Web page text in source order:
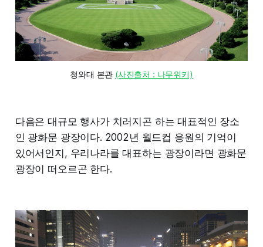
청와대 본관 (사진출처 : 나무위키)
다음은 대규모 행사가 치러지곤 하는 대표적인 장소
인 광화문 광장이다. 2002년 월드컵 응원의 기억이
있어서인지, 우리나라를 대표하는 광장이라면 광화문
광장이 떠오르곤 한다.